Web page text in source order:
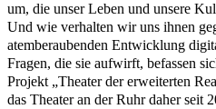
um, die unser Leben und unsere
Und wie verhalten wir uns ihnen
atemberaubenden Entwicklung
Fragen, die sie aufwirft, befassen
Projekt „Theater der erweiterten
das Theater an der Ruhr daher seit